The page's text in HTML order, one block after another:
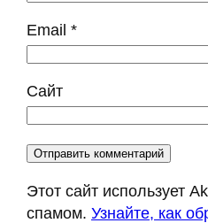
Email *
Сайт
Этот сайт использует
спамом. Узнайте, как